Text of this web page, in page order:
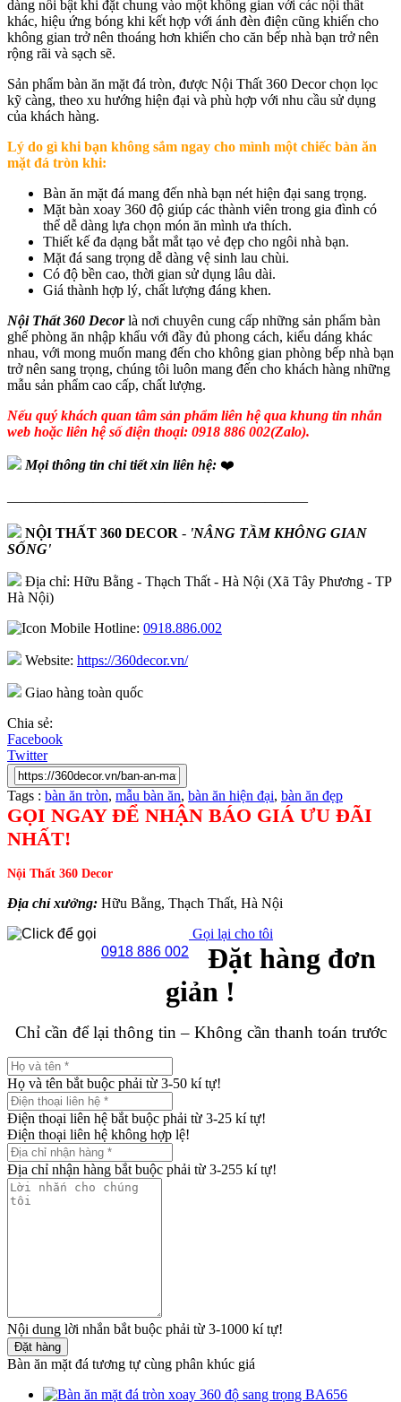
dàng nổi bật khi đặt chung vào một không gian với các nội thất
khác, hiệu ứng bóng khi kết hợp với ánh đèn điện cũng khiến cho
không gian trở nên thoáng hơn khiến cho căn bếp nhà bạn trở nên
rộng rãi và sạch sẽ.
Sản phẩm bàn ăn mặt đá tròn, được Nội Thất 360 Decor chọn lọc
kỹ càng, theo xu hướng hiện đại và phù hợp với nhu cầu sử dụng
của khách hàng.
Lý do gì khi bạn không sắm ngay cho mình một chiếc bàn ăn
mặt đá tròn khi:
Bàn ăn mặt đá mang đến nhà bạn nét hiện đại sang trọng.
Mặt bàn xoay 360 độ giúp các thành viên trong gia đình có
thể dễ dàng lựa chọn món ăn mình ưa thích.
Thiết kế đa dạng bắt mắt tạo vẻ đẹp cho ngôi nhà bạn.
Mặt đá sang trọng dễ dàng vệ sinh lau chùi.
Có độ bền cao, thời gian sử dụng lâu dài.
Giá thành hợp lý, chất lượng đáng khen.
Nội Thất 360 Decorlà nơi chuyên cung cấp những sản phẩm bàn
ghế phòng ăn nhập khẩu với đầy đủ phong cách, kiểu dáng khác
nhau, với mong muốn mang đến cho không gian phòng bếp nhà bạn
trở nên sang trọng, chúng tôi luôn mang đến cho khách hàng những
mẫu sản phẩm cao cấp, chất lượng.
Nếu quý khách quan tâm sản phẩm liên hệ qua khung tin nhắn
web hoặc liên hệ số điện thoại: 0918 886 002(Zalo).
Mọi thông tin chi tiết xin liên hệ: ❤️
—————————————————————
NỘI THẤT 360 DECOR - 'NÂNG TẦM KHÔNG GIAN
SỐNG'
Địa chỉ: Hữu Bằng - Thạch Thất - Hà Nội (Xã Tây Phương - TP
Hà Nội)
Hotline: 0918.886.002
Website: https://360decor.vn/
Giao hàng toàn quốc
Chia sẻ:
Facebook
Twitter
Tags : bàn ăn tròn, mẫu bàn ăn, bàn ăn hiện đại, bàn ăn đẹp
GỌI NGAY ĐỂ NHẬN BÁO GIÁ ƯU ĐÃI
NHẤT!
Nội Thất 360 Decor
Địa chỉ xưởng: Hữu Bằng, Thạch Thất, Hà Nội
0918 886 002
Gọi lại cho tôi
Đặt hàng đơn
giản !
Chỉ cần để lại thông tin – Không cần thanh toán trước
Họ và tên bắt buộc phải từ 3-50 kí tự!
Điện thoại liên hệ bắt buộc phải từ 3-25 kí tự!
Điện thoại liên hệ không hợp lệ!
Địa chỉ nhận hàng bắt buộc phải từ 3-255 kí tự!
Nội dung lời nhắn bắt buộc phải từ 3-1000 kí tự!
Đặt hàng
Bàn ăn mặt đá tương tự cùng phân khúc giá